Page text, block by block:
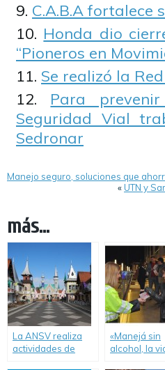
C.A.B.A fortalece
Honda dio
“Pioneros en
Se realizó la
Para
Seguridad Vial
Sedronar
Manejo seguro, soluciones que
«UTN y
más...
La ANSV realiza
actividades de
«Manejá sin
alcohol, la